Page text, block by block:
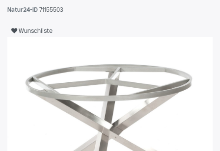
Natur24-ID 71155503
Wunschliste